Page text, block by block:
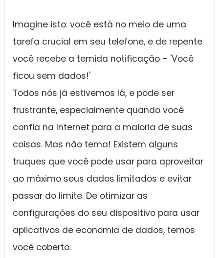
Imagine isto: você está no meio de uma
tarefa crucial em seu telefone, e de repente
você recebe a temida notificação – 'Você
ficou sem dados!'
Todos nós já estivemos lá, e pode ser
frustrante, especialmente quando você
confia na Internet para a maioria de suas
coisas. Mas não tema! Existem alguns
truques que você pode usar para aproveitar
ao máximo seus dados limitados e evitar
passar do limite. De otimizar as
configurações do seu dispositivo para usar
aplicativos de economia de dados, temos
você coberto.